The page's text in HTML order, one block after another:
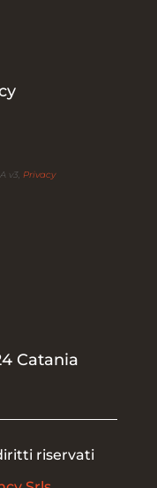
v3, Privacy
Catania
riservati